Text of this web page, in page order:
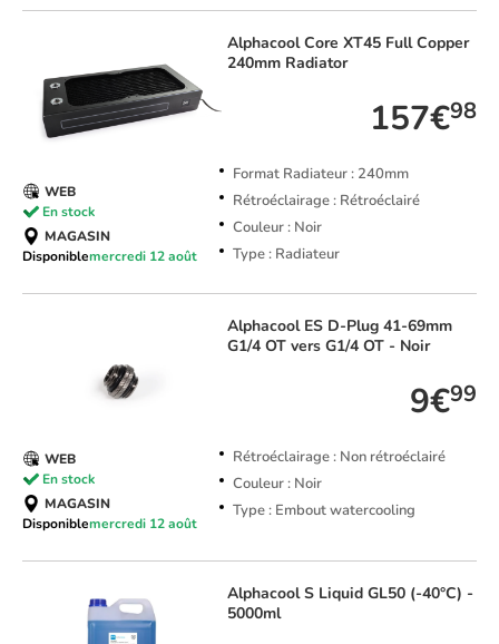
AlphacoolCore XT45 Full Copper
240mm Radiator
157€98
Format Radiateur : 240mm
Rétroéclairage : Rétroéclairé
Couleur : Noir
Type : Radiateur
WEB
En stock
MAGASIN
Disponiblemercredi 12 août
Alphacool ES D-Plug 41-69mm
G1/4 OT vers G1/4 OT - Noir
9€99
Rétroéclairage : Non rétroéclairé
Couleur : Noir
Type : Embout watercooling
WEB
En stock
MAGASIN
Disponiblemercredi 12 août
AlphacoolS Liquid GL50 (-40°C) -
5000ml